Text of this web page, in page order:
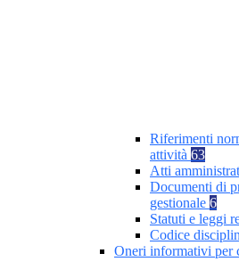
Riferimenti
attività 63
Atti
Documenti di
gestionale 6
Statuti e leggi
Codice
Oneri informativi per